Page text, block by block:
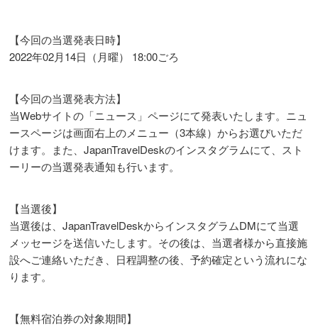
【今回の当選発表日時】
2022年02月14日（月曜） 18:00ごろ
【今回の当選発表方法】
当Webサイトの「ニュース」ページにて発表いたします。ニュ
ースページは画面右上のメニュー（3本線）からお選びいただ
けます。また、JapanTravelDeskのインスタグラムにて、スト
ーリーの当選発表通知も行います。
【当選後】
当選後は、JapanTravelDeskからインスタグラムDMにて当選
メッセージを送信いたします。その後は、当選者様から直接施
設へご連絡いただき、日程調整の後、予約確定という流れにな
ります。
【無料宿泊券の対象期間】